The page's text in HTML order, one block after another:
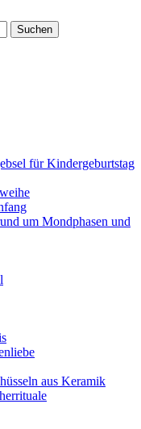
für Kindergeburtstag
um Mondphasen und
aus Keramik